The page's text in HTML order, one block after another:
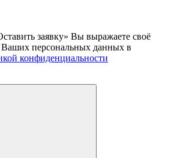
заявку» Вы выражаете своё
Ваших персональных данных в
конфиденциальности